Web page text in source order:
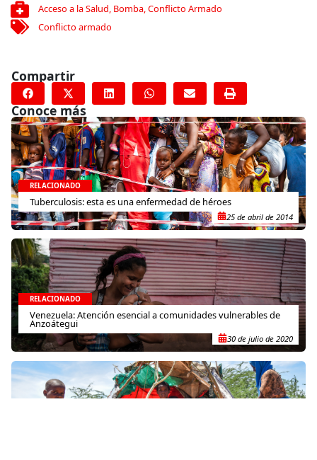
Acceso a la Salud, Bomba,Conflicto Armado
Conflicto armado
Compartir
Conoce más
RELACIONADO
Tuberculosis: esta es una enfermedad de héroes
25 de abril de 2014
RELACIONADO
Venezuela: Atención esencial a comunidades vulnerables de
Anzoátegui
30 de julio de 2020